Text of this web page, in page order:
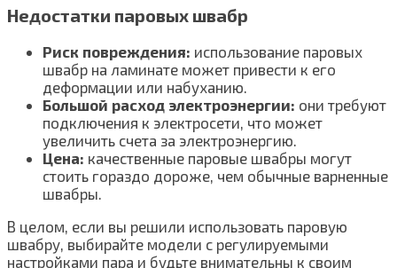
Недостатки паровых швабр
Риск повреждения: использование паровых
швабр на ламинате может привести к его
деформации или набуханию.
Большой расход электроэнергии: они требуют
подключения к электросети, что может
увеличить счета за электроэнергию.
Цена: качественные паровые швабры могут
стоить гораздо дороже, чем обычные варненные
швабры.
В целом, если вы решили использовать паровую
швабру, выбирайте модели с регулируемыми
настройками пара и будьте внимательны к своим